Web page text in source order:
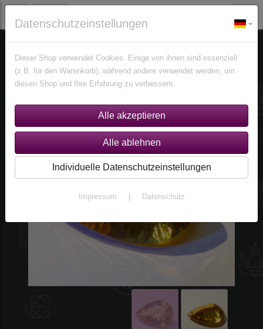
Edelsteine Citrine
Datenschutzeinstellungen
Dieser Shop verwendet Cookies. Einige von ihnen sind essenziell
(z.B. für den Warenkorb), während andere verwendet werden, um
diesen Shop und Ihre Erfahrung zu verbessern.
Individuelle Datenschutzeinstellungen
Impressum Datenschutz